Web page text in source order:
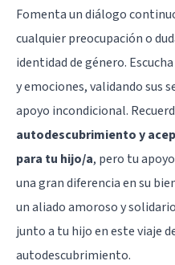
Fomenta un diálogo
cualquier preocupación o
identidad de género.
y emociones, validando sus
apoyo incondicional.
autodescubrimiento y
para tu hijo/a, pero tu
una gran diferencia en su
un aliado amoroso y
junto a tu hijo en este viaje
autodescubrimiento.